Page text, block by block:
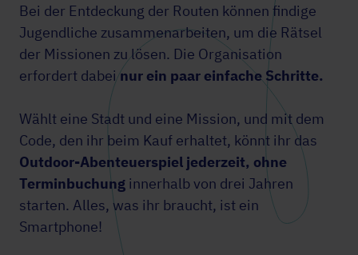
Bei der Entdeckung der Routen können findige
Jugendliche zusammenarbeiten, um die Rätsel
der Missionen zu lösen. Die Organisation
erfordert dabeinur ein paar einfache Schritte.
Wählt eine Stadt und eine Mission, und mit dem
Code, den ihr beim Kauf erhaltet, könnt ihr das
Outdoor-Abenteuerspiel jederzeit, ohne
Terminbuchung innerhalb von drei Jahren
starten. Alles, was ihr braucht, ist ein
Smartphone!